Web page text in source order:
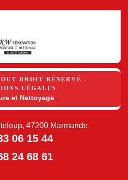
DROIT RÉSERVÉ -
LÉGALES
et Nettoyage
47200 Marmande
06 15 44
24 68 61